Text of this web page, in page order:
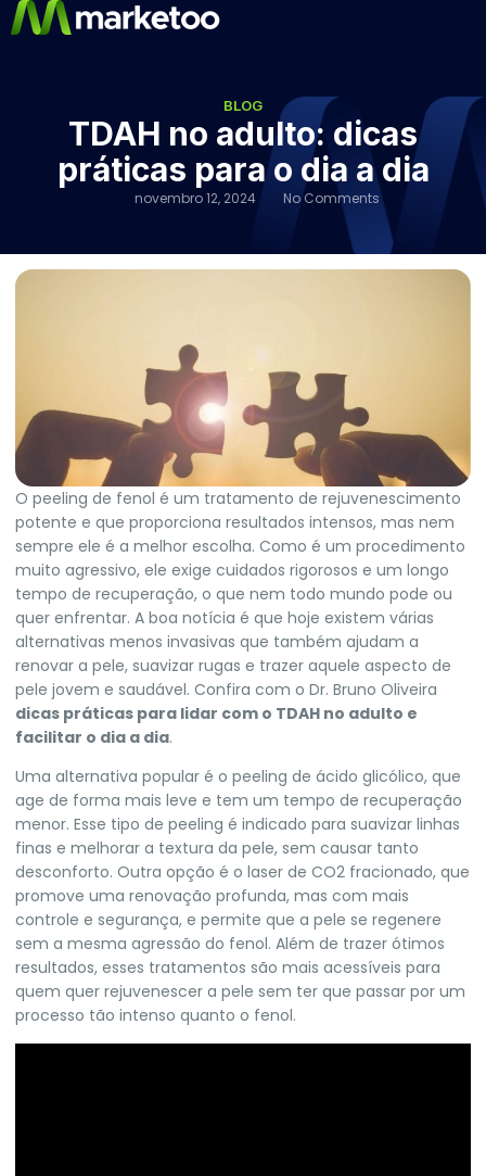
BLOG
TDAH no adulto: dicas
práticas para o dia a dia
novembro 12, 2024 No Comments
O peeling de fenol é um tratamento de rejuvenescimento
potente e que proporciona resultados intensos, mas nem
sempre ele é a melhor escolha. Como é um procedimento
muito agressivo, ele exige cuidados rigorosos e um longo
tempo de recuperação, o que nem todo mundo pode ou
quer enfrentar. A boa notícia é que hoje existem várias
alternativas menos invasivas que também ajudam a
renovar a pele, suavizar rugas e trazer aquele aspecto de
pele jovem e saudável. Confira com o Dr. Bruno Oliveira
dicas práticas para lidar com o TDAH no adulto e
facilitar o dia a dia.
Uma alternativa popular é o peeling de ácido glicólico, que
age de forma mais leve e tem um tempo de recuperação
menor. Esse tipo de peeling é indicado para suavizar linhas
finas e melhorar a textura da pele, sem causar tanto
desconforto. Outra opção é o laser de CO2 fracionado, que
promove uma renovação profunda, mas com mais
controle e segurança, e permite que a pele se regenere
sem a mesma agressão do fenol. Além de trazer ótimos
resultados, esses tratamentos são mais acessíveis para
quem quer rejuvenescer a pele sem ter que passar por um
processo tão intenso quanto o fenol.